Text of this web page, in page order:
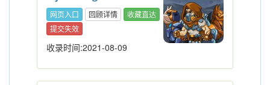
网页入口 回顾详情
收藏直达
提交失效
收录时间:2021-08-09